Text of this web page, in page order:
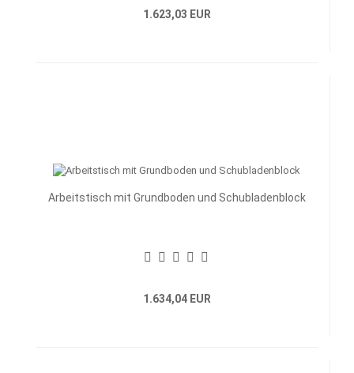
1.623,03 EUR
Arbeitstisch mit Grundboden und Schubladenblock
1.634,04 EUR